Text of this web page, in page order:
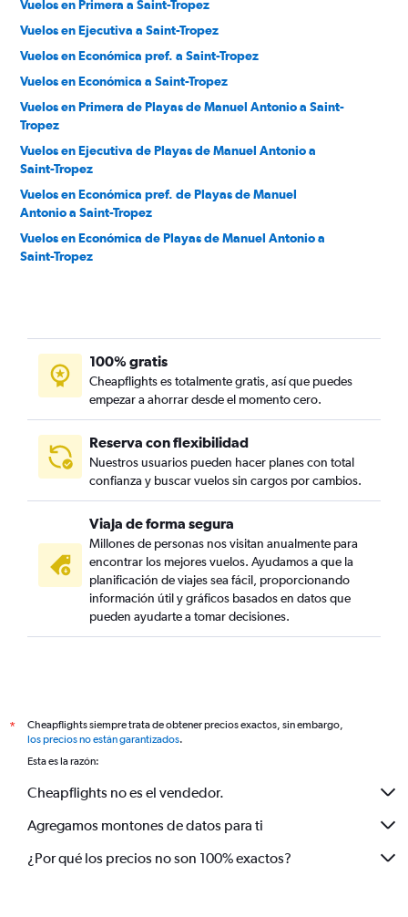
Vuelos en Primera a Saint-Tropez
Vuelos en Ejecutiva a Saint-Tropez
Vuelos en Económica pref. a Saint-Tropez
Vuelos en Económica a Saint-Tropez
Vuelos en Primera de Playas de Manuel Antonio a Saint-
Tropez
Vuelos en Ejecutiva de Playas de Manuel Antonio a
Saint-Tropez
Vuelos en Económica pref. de Playas de Manuel
Antonio a Saint-Tropez
Vuelos en Económica de Playas de Manuel Antonio a
Saint-Tropez
100% gratis
Cheapflights es totalmente gratis, así que puedes
empezar a ahorrar desde el momento cero.
Reserva con flexibilidad
Nuestros usuarios pueden hacer planes con total
confianza y buscar vuelos sin cargos por cambios.
Viaja de forma segura
Millones de personas nos visitan anualmente para
encontrar los mejores vuelos. Ayudamos a que la
planificación de viajes sea fácil, proporcionando
información útil y gráficos basados en datos que
pueden ayudarte a tomar decisiones.
*
Cheapflights siempre trata de obtener precios exactos, sin embargo,
los precios no están garantizados.
Esta es la razón:
Cheapflights no es el vendedor.
Agregamos montones de datos para ti
¿Por qué los precios no son 100% exactos?